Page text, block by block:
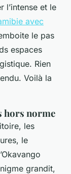
l’intense et le
avec
le pas
espaces
Rien
Voilà la
hors norme
les
le
grandit,